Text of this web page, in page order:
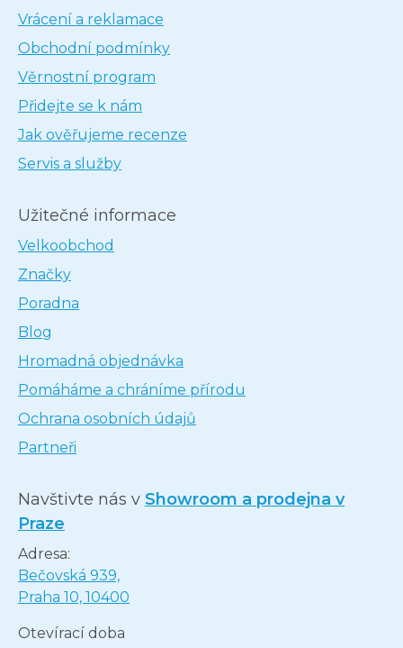
Vrácení a reklamace
Obchodní podmínky
Věrnostní program
Přidejte se k nám
Jak ověřujeme recenze
Servis a služby
Užitečné informace
Velkoobchod
Značky
Poradna
Blog
Hromadná objednávka
Pomáháme a chráníme přírodu
Ochrana osobních údajů
Partneři
Navštivte nás v Showroom a prodejna v
Praze
Adresa:
Bečovská 939,
Praha 10, 10400
Otevírací doba